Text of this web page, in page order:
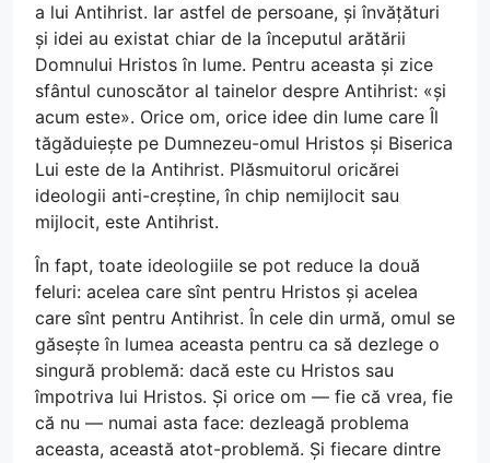
a lui Antihrist. Iar astfel de persoane, și învățături
și idei au existat chiar de la începutul arătării
Domnului Hristos în lume. Pentru aceasta și zice
sfântul cunoscător al tainelor despre Antihrist: «și
acum este». Orice om, orice idee din lume care Îl
tăgăduiește pe Dumnezeu-omul Hristos și Biserica
Lui este de la Antihrist. Plăsmuitorul oricărei
ideologii anti-creștine, în chip nemijlocit sau
mijlocit, este Antihrist.
În fapt, toate ideologiile se pot reduce la două
feluri: acelea care sînt pentru Hristos și acelea
care sînt pentru Antihrist. În cele din urmă, omul se
găsește în lumea aceasta pentru ca să dezlege o
singură problemă: dacă este cu Hristos sau
împotriva lui Hristos. Și orice om — fie că vrea, fie
că nu — numai asta face: dezleagă problema
aceasta, această atot-problemă. Și fiecare dintre